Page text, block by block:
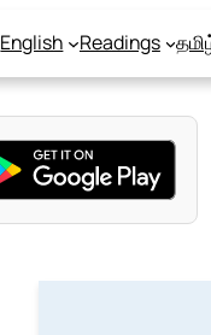
English Readings